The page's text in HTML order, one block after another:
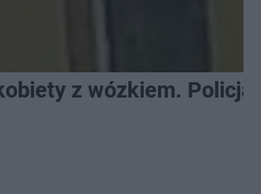
z wózkiem.